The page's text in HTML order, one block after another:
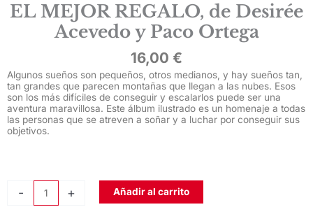
EL MEJOR REGALO, de Desirée
Acevedo y Paco Ortega
16,00 €
Algunos sueños son pequeños, otros medianos, y hay sueños tan,
tan grandes que parecen montañas que llegan a las nubes. Esos
son los más difíciles de conseguir y escalarlos puede ser una
aventura maravillosa. Este álbum ilustrado es un homenaje a todas
las personas que se atreven a soñar y a luchar por conseguir sus
objetivos.
-
MEJOR
+ Añadir al carrito